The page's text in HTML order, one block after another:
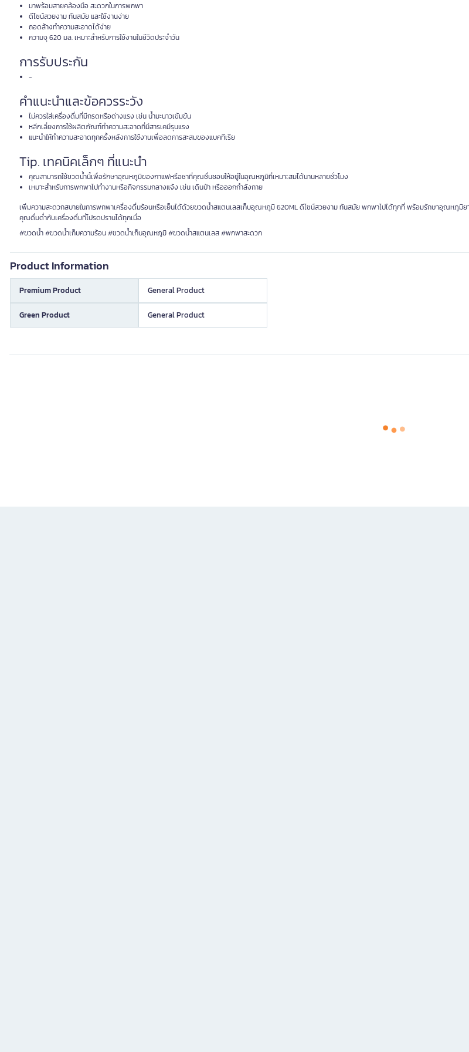
มาพร้อมสายคล้องมือ สะดวกในการพกพา
ดีไซน์สวยงาม ทันสมัย และใช้งานง่าย
ถอดล้างทำความสะอาดได้ง่าย
ความจุ 620 มล. เหมาะสำหรับการใช้งานในชีวิตประจำวัน
การรับประกัน
-
คำแนะนำและข้อควรระวัง
ไม่ควรใส่เครื่องดื่มที่มีกรดหรือด่างแรง เช่น น้ำมะนาวเข้มข้น
หลีกเลี่ยงการใช้ผลิตภัณฑ์ทำความสะอาดที่มีสารเคมีรุนแรง
แนะนำให้ทำความสะอาดทุกครั้งหลังการใช้งานเพื่อลดการสะสมของแบคทีเรีย
Tip. เทคนิคเล็กๆ ที่แนะนำ
คุณสามารถใช้ขวดน้ำนี้เพื่อรักษาอุณหภูมิของกาแฟหรือชาที่คุณชื่นชอบให้อยู่ในอุณหภูมิที่เหมาะสมได้นานหลายชั่วโมง
เหมาะสำหรับการพกพาไปทำงานหรือกิจกรรมกลางแจ้ง เช่น เดินป่า หรือออกกำลังกาย
เพิ่มความสะดวกสบายในการพกพาเครื่องดื่มร้อนหรือเย็นได้ด้วยขวดน้ำสแตนเลสเก็บอุณหภูมิ 620ML ดีไซน์สวยงาม ทันสมัย พกพาไปได้ทุกที่ พร้อมรักษาอุณหภูมิยา
คุณดื่มด่ำกับเครื่องดื่มที่โปรดปรานได้ทุกเมื่อ
#ขวดน้ำ #ขวดน้ำเก็บความร้อน #ขวดน้ำเก็บอุณหภูมิ #ขวดน้ำสแตนเลส #พกพาสะดวก
Product Information
Premium Product General Product
Green Product General Product